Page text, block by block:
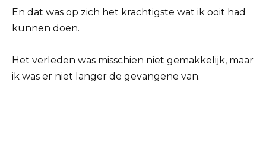
En dat was op zich het krachtigste wat ik ooit had
kunnen doen.
Het verleden was misschien niet gemakkelijk, maar
ik was er niet langer de gevangene van.